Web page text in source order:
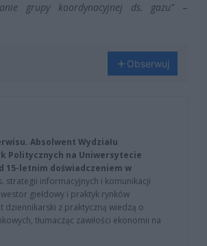
grupy koordynacyjnej ds. gazu”–
Obserwuj
Absolwent Wydziału
Politycznych na Uniwersytecie
15-letnim doświadczeniem w
strategii informacyjnych i komunikacji
giełdowy i praktyk rynków
dziennikarski z praktyczną wiedzą o
tłumacząc zawiłości ekonomii na